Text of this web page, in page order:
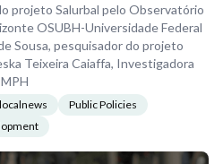
projeto Salurbal pelo Observatório
OSUBH-Universidade Federal
Sousa, pesquisador do projeto
Teixeira Caiaffa, Investigadora
localnews
Public Policies